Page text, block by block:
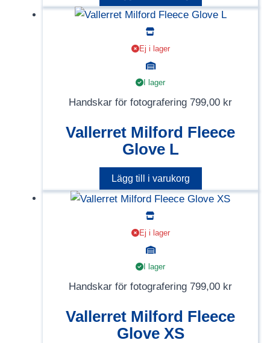
Ej i lager
I lager
Handskar för fotografering 799,00 kr
Vallerret Milford Fleece
Glove L
Lägg till i varukorg
Ej i lager
I lager
Handskar för fotografering 799,00 kr
Vallerret Milford Fleece
Glove XS